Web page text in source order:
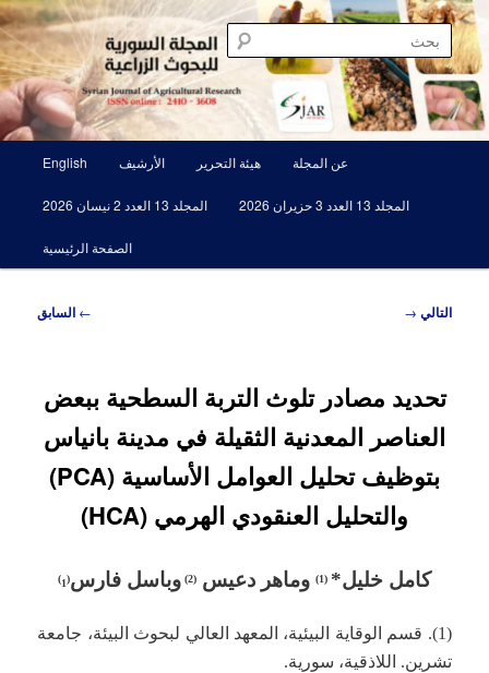
تخطي
إلى
المحتوى
الأساسيالمجلة السورية للبحوث الزراعية SJAR
مجلة علمية محكمة تصدرها الهيئة العامة للبحوث العلمية الزراعية
English الأرشيف هيئة التحرير عن المجلة
المجلد 13 العدد 2 نيسان 2026 المجلد 13 العدد 3 حزيران 2026
الصفحة الرئيسية
تصفّح
← السابق التالي →
تحديد مصادر تلوث التربة السطحية ببعض
العناصر المعدنية الثقيلة في مدينة بانياس
بتوظيف تحليل العوامل الأساسية (PCA)
والتحليل العنقودي الهرمي (HCA)
كامل خليل* (1) وماهر دعيس (2) وباسل فارس(
1)
(1). قسم الوقاية البيئية، المعهد العالي لبحوث البيئة، جامعة
تشرين. اللاذقية، سورية.